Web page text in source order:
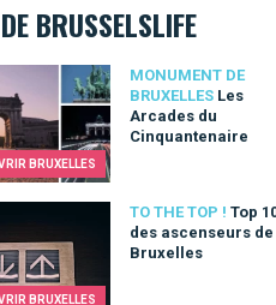
BRUSSELSLIFE
BRUXELLES
MONUMENT DE
BRUXELLES Les
Arcades du
Cinquantenaire
du Cinquantenaire
BRUXELLES
TO THE TOP ! Top
des ascenseurs de
Bruxelles
des ascenseurs de Bruxelles